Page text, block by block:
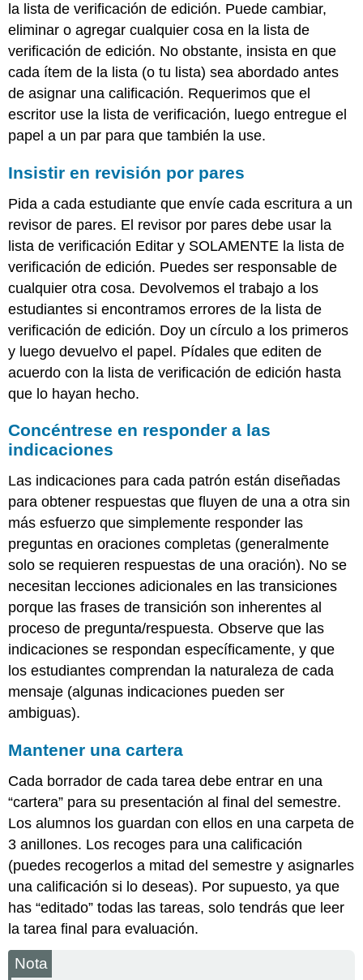
la lista de verificación de edición. Puede cambiar,
eliminar o agregar cualquier cosa en la lista de
verificación de edición. No obstante, insista en que
cada ítem de la lista (o tu lista) sea abordado antes
de asignar una calificación. Requerimos que el
escritor use la lista de verificación, luego entregue el
papel a un par para que también la use.
Insistir en revisión por pares
Pida a cada estudiante que envíe cada escritura a un
revisor de pares. El revisor por pares debe usar la
lista de verificación Editar y SOLAMENTE la lista de
verificación de edición. Puedes ser responsable de
cualquier otra cosa. Devolvemos el trabajo a los
estudiantes si encontramos errores de la lista de
verificación de edición. Doy un círculo a los primeros
y luego devuelvo el papel. Pídales que editen de
acuerdo con la lista de verificación de edición hasta
que lo hayan hecho.
Concéntrese en responder a las
indicaciones
Las indicaciones para cada patrón están diseñadas
para obtener respuestas que fluyen de una a otra sin
más esfuerzo que simplemente responder las
preguntas en oraciones completas (generalmente
solo se requieren respuestas de una oración). No se
necesitan lecciones adicionales en las transiciones
porque las frases de transición son inherentes al
proceso de pregunta/respuesta. Observe que las
indicaciones se respondan específicamente, y que
los estudiantes comprendan la naturaleza de cada
mensaje (algunas indicaciones pueden ser
ambiguas).
Mantener una cartera
Cada borrador de cada tarea debe entrar en una
“cartera” para su presentación al final del semestre.
Los alumnos los guardan con ellos en una carpeta de
3 anillones. Los recoges para una calificación
(puedes recogerlos a mitad del semestre y asignarles
una calificación si lo deseas). Por supuesto, ya que
has “editado” todas las tareas, solo tendrás que leer
la tarea final para evaluación.
Nota